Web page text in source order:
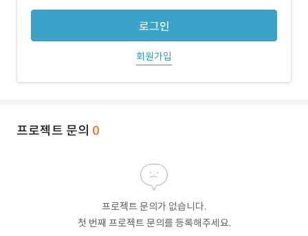
로그인
회원가입
프로젝트 문의 0
프로젝트 문의가 없습니다.
첫 번째 프로젝트 문의를 등록해주세요.